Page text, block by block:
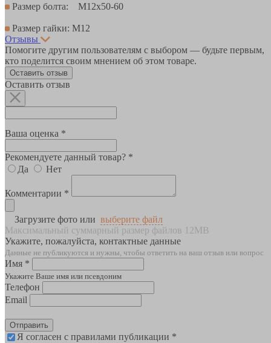
Размер болта: М12х50-60
Размер гайки: М12
Отзывы
Помогите другим пользователям с выбором — будьте первым,
кто поделится своим мнением об этом товаре.
Оставить отзыв
Оставить отзыв
Ваша оценка *
Рекомендуете данный товар? *
Да
Нет
Комментарии *
Загрузите фото или выберите файл
Максимальный суммарный размер файлов 12MB
Укажите, пожалуйста, контактные данные
Данные не публикуются и нужны, чтобы ответить на ваш отзыв или вопрос
Имя *
Укажите Ваше имя или псевдоним
Телефон
Email
Отправить
Я согласен с правилами публикации *